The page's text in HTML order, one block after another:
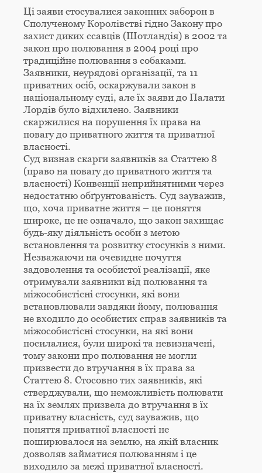
Ці заяви стосувалися законних заборон в
Сполученому Королівстві гідно Закону про
захист диких ссавців (Шотландія) в 2002 та
закон про полювання в 2004 році про
традиційне полювання з собаками.
Заявники, неурядові організації, та 11
приватних осіб, оскаржували закон в
національному суді, але їх заяви до Палати
Лордів було відхилено. Заявники
скаржилися на порушення їх права на
повагу до приватного життя та приватної
власності.
Суд визнав скарги заявників за Статтею 8
(право на повагу до приватного життя та
власності) Конвенції неприйнятними через
недостатню обґрунтованість. Суд зауважив,
що, хоча приватне життя – це поняття
широке, це не означало, що закон захищає
будь-яку діяльність особи з метою
встановлення та розвитку стосунків з ними.
Незважаючи на очевидне почуття
задоволення та особистої реалізації, яке
отримували заявники від полювання та
міжособистісні стосунки, які вони
встановлювали завдяки йому, полювання
не входило до особистих справ заявників та
міжособистісні стосунки, на які вони
посилалися, були широкі та невизначені,
тому закони про полювання не могли
призвести до втручання в їх права за
Статтею 8. Стосовно тих заявників, які
стверджували, що неможливість полювати
на їх землях призвела до втручання в їх
приватну власність, суд зауважив, що
поняття приватної власності не
поширювалося на землю, на якій власник
дозволяв займатися полюванням і це
виходило за межі приватної власності.